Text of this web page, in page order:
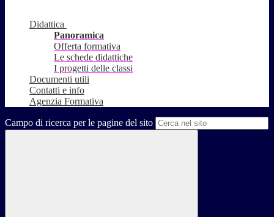
Didattica
Panoramica
Offerta formativa
Le schede didattiche
I progetti delle classi
Documenti utili
Contatti e info
Agenzia Formativa
Campo di ricerca per le pagine del sito